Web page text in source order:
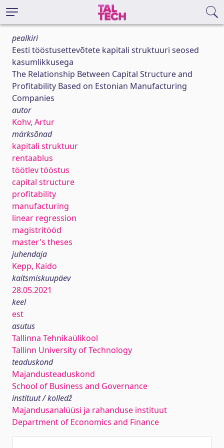
pealkiri
Eesti tööstusettevõtete kapitali struktuuri seosed
kasumlikkusega
The Relationship Between Capital Structure and
Profitability Based on Estonian Manufacturing
Companies
autor
Kohv, Artur
märksõnad
kapitali struktuur
rentaablus
töötlev tööstus
capital structure
profitability
manufacturing
linear regression
magistritööd
master's theses
juhendaja
Kepp, Kaido
kaitsmiskuupäev
28.05.2021
keel
est
asutus
Tallinna Tehnikaülikool
Tallinn University of Technology
teaduskond
Majandusteaduskond
School of Business and Governance
instituut / kolledž
Majandusanalüüsi ja rahanduse instituut
Department of Economics and Finance